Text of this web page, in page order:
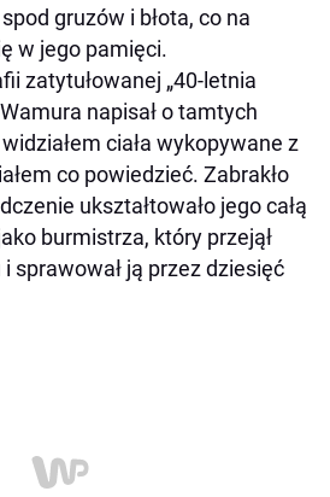
gruzów i błota, co na
w jego pamięci.
zatytułowanej „40-letnia
napisał o tamtych
ciała wykopywane z
co powiedzieć. Zabrakło
ukształtowało jego całą
burmistrza, który przejął
sprawował ją przez dziesięć